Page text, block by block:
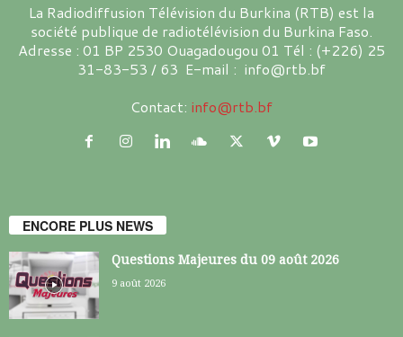
La Radiodiffusion Télévision du Burkina (RTB) est la
société publique de radiotélévision du Burkina Faso.
Adresse : 01 BP 2530 Ouagadougou 01 Tél : (+226) 25
31-83-53 / 63 E-mail : info@rtb.bf
Contact: info@rtb.bf
ENCORE PLUS NEWS
Questions Majeures du 09 août 2026
9 août 2026